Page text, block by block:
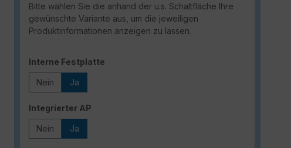
Bitte wählen Sie die anhand der u.s. Schaltfläche Ihre
gewünschte Variante aus, um die jeweiligen
Produktinformationen anzeigen zu lassen.
Interne Festplatte
Nein Ja
Integrierter AP
Nein Ja